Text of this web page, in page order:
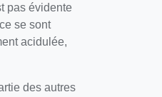
pas évidente
se sont
acidulée,
des autres